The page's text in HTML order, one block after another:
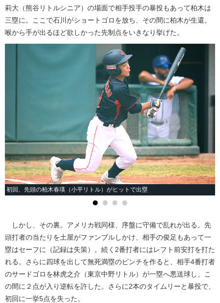
莉大（熊谷リトルシニア）の場面で相手投手の暴投もあって柏木は
三塁に。ここで石川がショートゴロを放ち、その間に柏木が生還。
喉から手が出るほど欲しかった先制点をいきなり挙げた。
初回、先頭の柏木春瑛（小平リトル）がヒットで出塁
しかし、その裏。アメリカ戦同様、序盤に守備で乱れが出る。先
頭打者の当たりを土屋がファンブルしかけ、相手の俊足もあって一
塁はセーフに（記録は失策）。続く2番打者にはレフト前安打を打た
れる。さらに四球を出して無死満塁のピンチを作ると、相手4番打者
のサードゴロを林虎之介（東京中野リトル）が一塁へ悪送球し、こ
の間に２点が入り逆転を許した。さらに2本のタイムリーと暴投で、
初回に一挙5点を失った。